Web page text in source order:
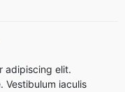
adipiscing elit.
Vestibulum iaculis